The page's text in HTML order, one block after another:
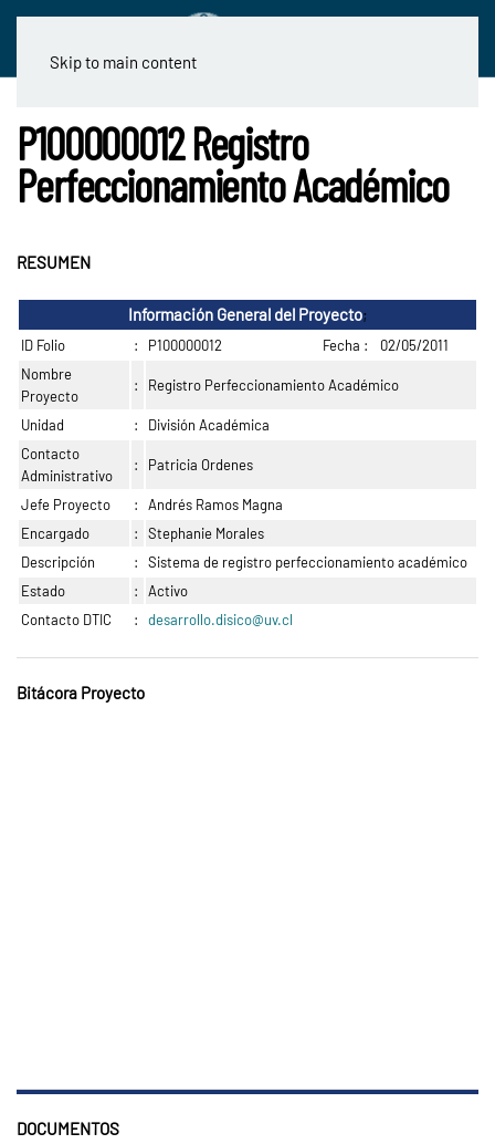
Skip to main content
P100000012 Registro
Perfeccionamiento Académico
RESUMEN
Información General del Proyecto;
ID Folio : P100000012 Fecha :
02/05/2011
Nombre
Proyecto
: Registro Perfeccionamiento Académico
Unidad :
División Académica
Contacto
Administrativo
: Patricia Ordenes
Jefe Proyecto :
Andrés Ramos Magna
Encargado
:
Stephanie Morales
Descripción
:
Sistema de registro perfeccionamiento académico
Estado
:
Activo
Contacto DTIC
: desarrollo.disico@uv.cl
Bitácora Proyecto
DOCUMENTOS